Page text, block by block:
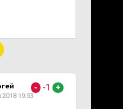
2018 19:53
- -1 +